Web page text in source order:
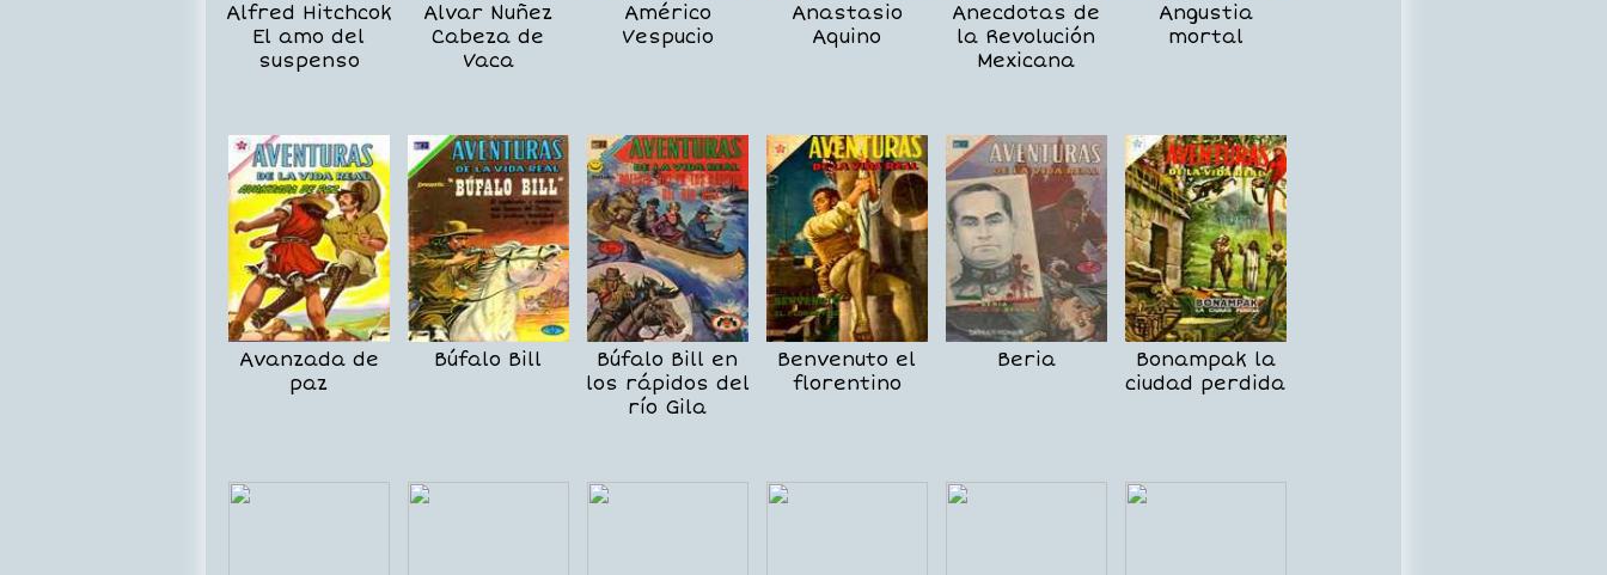
Alfred Hitchcok
El amo del
suspenso
Alvar Nuñez
Cabeza de
Vaca
Américo
Vespucio
Anastasio
Aquino
Anecdotas de
la Revolución
Mexicana
Angustia
mortal
Avanzada de
paz
Búfalo Bill
Búfalo Bill en
los rápidos del
río Gila
Benvenuto el
florentino
Beria
Bonampak la
ciudad perdida